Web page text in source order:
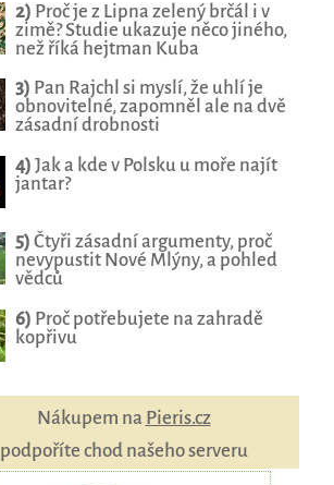
2) Proč je z Lipna zelený brčál i v
zimě? Studie ukazuje něco jiného,
než říká hejtman Kuba
3) Pan Rajchl si myslí, že uhlí je
obnovitelné, zapomněl ale na dvě
zásadní drobnosti
4) Jak a kde v Polsku u moře najít
jantar?
5) Čtyři zásadní argumenty, proč
nevypustit Nové Mlýny, a pohled
vědců
6) Proč potřebujete na zahradě
kopřivu
Nákupem na Pieris.cz
podpoříte chod našeho serveru